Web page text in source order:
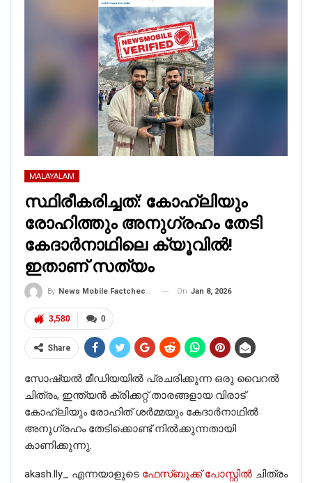
MALAYALAM
സ്ഥിരീകരിച്ചത്: കോഹ്‌ലിയും
രോഹിത്തും അനുഗ്രഹം തേടി
കേദാര്‍നാഥിലെ ക്യൂവില്‍!
ഇതാണ് സത്യം
By News Mobile Factcheck Bureau On Jan 8, 2026
0
3,580
Share
സോഷ്യൽ മീഡിയയിൽ പ്രചരിക്കുന്ന ഒരു വൈറൽ
ചിത്രം, ഇന്ത്യൻ ക്രിക്കറ്റ് താരങ്ങളായ വിരാട്
കോഹ്‌ലിയും രോഹിത് ശർമ്മയും കേദാർനാഥിൽ
അനുഗ്രഹം തേടിക്കൊണ്ട് നിൽക്കുന്നതായി
കാണിക്കുന്നു.
akash.lly_ എന്നയാളുടെ ഫേസ്ബുക്ക് പോസ്റ്റിൽ ചിത്രം